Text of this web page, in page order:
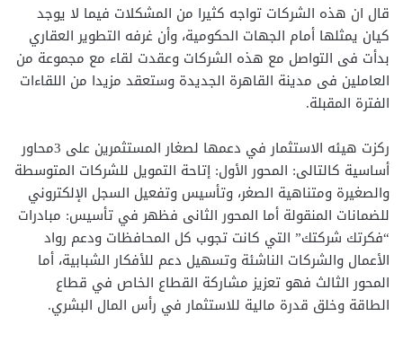
قال ان هذه الشركات تواجه كثيرا من المشكلات فيما لا يوجد
كيان يمثلها أمام الجهات الحكومية، وأن غرفه التطوير العقاري
بدأت فى التواصل مع هذه الشركات وعقدت لقاء مع مجموعة من
العاملين فى مدينة القاهرة الجديدة وستعقد مزيدا من اللقاءات
الفترة المقبلة.
ركزت هيئه الاستثمار في دعمها لصغار المستثمرين على 3محاور
أساسية كالتالى: المحور الأول: إتاحة التمويل للشركات المتوسطة
والصغيرة ومتناهية الصغر، وتأسيس وتفعيل السجل الإلكتروني
للضمانات المنقولة أما المحور الثانى فظهر في تأسيس: مبادرات
“فكرتك شركتك” التي كانت تجوب كل المحافظات ودعم رواد
الأعمال والشركات الناشئة وتسهيل دعم للأفكار الشبابية، أما
المحور الثالث فهو تعزيز مشاركة القطاع الخاص في قطاع
الطاقة وخلق قدرة مالية للاستثمار في رأس المال البشري.